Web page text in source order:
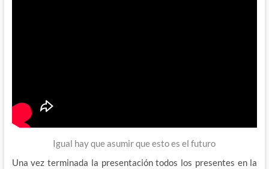
Igual hay que asumir que esto es el futuro
Una vez terminada la presentación todos los presentes en la